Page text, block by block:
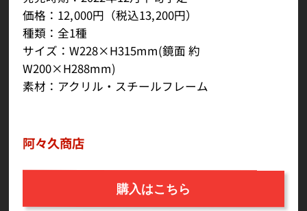
価格：12,000円（税込13,200円）
種類：全1種
サイズ：W228×H315mm(鏡面 約
W200×H288mm)
素材：アクリル・スチールフレーム
阿々久商店
購入はこちら